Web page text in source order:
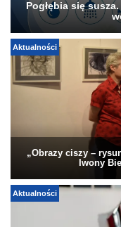
Pogłębia się
Aktualności
„Obrazy ciszy –
Iwony
Aktualności